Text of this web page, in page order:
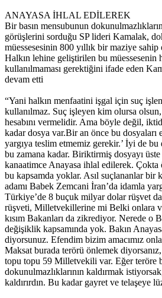
ANAYASA İHLAL EDİLEREK
Bir basın mensubunun
görüşlerini sorduğu SP lideri Kamalak,
müessesesinin 800 yıllık bir maziye
Halkın lehine geliştirilen bu müessesenin
kullanılmaması gerektiğini ifade eden
devam etti
“Yani halkın menfaatini işgal için suç
kullanılmaz. Suç işleyen kim olursa
hesabını vermelidir. Ama böyle değil,
kadar dosya var.Bir an önce bu dosyaları
yargıya teslim etmemiz gerekir.’ İyi de
bu zamana kadar. Biriktirmiş dosyayı üste
kanaatimce Anayasa ihlal edilerek. Çokta
bu kapsamda yoklar. Asıl suçlananlar bir
adamı Babek Zemcani İran’da idamla
Türkiye’de 8 buçuk milyar dolar rüşvet
rüşveti, Milletvekillerine mi Belki onlara
kısım Bakanları da zikrediyor. Nerede o
değişiklik kapsamında yok. Bakın
diyorsunuz. Efendim bizim amacımız
Maksat burada terörü önlemek
topu topu 59 Milletvekili var. Eğer teröre
dokunulmazlıklarının kaldırmak
kaldırırdın. Bu kadar gayret ve telaşeye